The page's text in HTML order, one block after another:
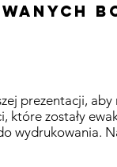
prezentacji,
zostały
wydrukowania.